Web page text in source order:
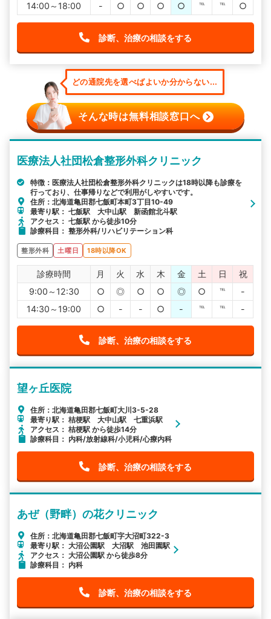
14:00～18:00
- ○ ○ ○ ○ ℡ ℡ ○
診断、治療の相談をする
どの通院先を選べばよいか分からない...
そんな時は無料相談窓口へ
医療法人社団松倉整形外科クリニック
特徴：医療法人社団松倉整形外科クリニックは18時以降も診療を
行っており、仕事帰りなどで利用がしやすいです。
住所：北海道亀田郡七飯町本町3丁目10-49
最寄り駅： 七飯駅 大中山駅 新函館北斗駅
アクセス： 七飯駅 から徒歩10分
診療科目： 整形外科/リハビリテーション科
整形外科 土曜日 18時以降OK
診療時間 月 火 水 木 金 土 日
祝
9:00～12:30
○ ◎ ○ ○ ◎ ○ ℡
-
14:30～19:00
○ - - ○ - ℡ ℡ -
診断、治療の相談をする
望ヶ丘医院
住所：北海道亀田郡七飯町大川3-5-28
最寄り駅： 桔梗駅 大中山駅 七重浜駅
アクセス： 桔梗駅 から徒歩14分
診療科目： 内科/放射線科/小児科/心療内科
診断、治療の相談をする
あぜ（野畔）の花クリニック
住所：北海道亀田郡七飯町字大沼町322-3
最寄り駅： 大沼公園駅 大沼駅 池田園駅
アクセス： 大沼公園駅 から徒歩8分
診療科目： 内科
診断、治療の相談をする